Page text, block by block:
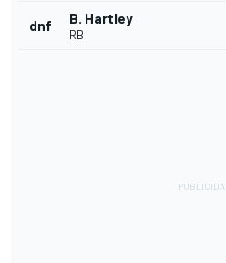
dnf B. Hartley
RB